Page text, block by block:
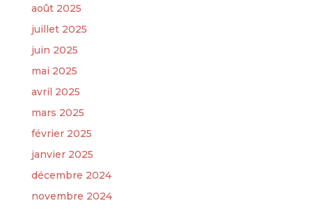
août 2025
juillet 2025
juin 2025
mai 2025
avril 2025
mars 2025
février 2025
janvier 2025
décembre 2024
novembre 2024